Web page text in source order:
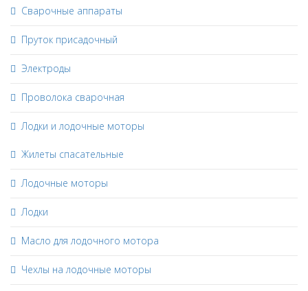
Сварочные аппараты
Пруток присадочный
Электроды
Проволока сварочная
Лодки и лодочные моторы
Жилеты спасательные
Лодочные моторы
Лодки
Масло для лодочного мотора
Чехлы на лодочные моторы